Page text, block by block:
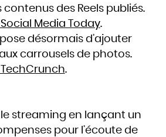
des Reels publiés.
Social Media Today.
désormais d’ajouter
carrousels de photos.
TechCrunch.
le streaming en lançant un
pour l’écoute de